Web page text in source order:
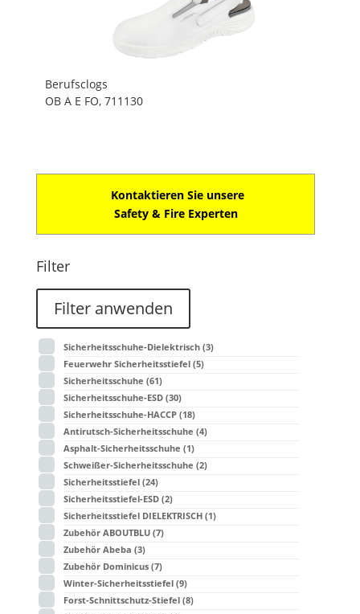
Berufsclogs
OB A E FO, 711130
Kontaktieren Sie unsere
Safety & Fire Experten
Filter
Filter anwenden
Sicherheitsschuhe-Dielektrisch (3)
Feuerwehr Sicherheitsstiefel (5)
Sicherheitsschuhe (61)
Sicherheitsschuhe-ESD (30)
Sicherheitsschuhe-HACCP (18)
Antirutsch-Sicherheitsschuhe (4)
Asphalt-Sicherheitsschuhe (1)
Schweißer-Sicherheitsschuhe (2)
Sicherheitsstiefel (24)
Sicherheitsstiefel-ESD (2)
Sicherheitsstiefel DIELEKTRISCH (1)
Zubehör ABOUTBLU (7)
Zubehör Abeba (3)
Zubehör Dominicus (7)
Winter-Sicherheitsstiefel (9)
Forst-Schnittschutz-Stiefel (8)